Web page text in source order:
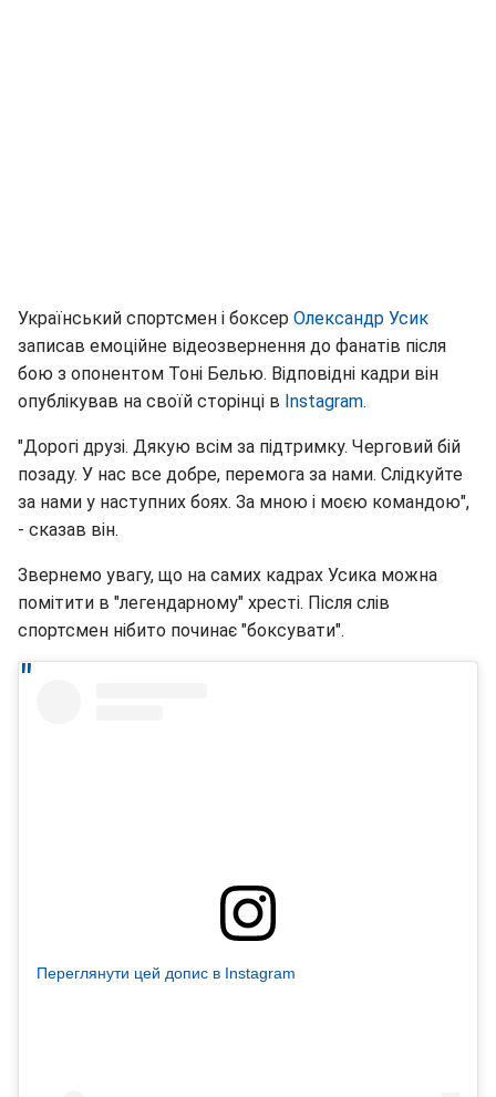
Український спортсмен і боксер Олександр Усик
записав емоційне відеозвернення до фанатів після
бою з опонентом Тоні Белью. Відповідні кадри він
опублікував на своїй сторінці в Instagram.
"Дорогі друзі. Дякую всім за підтримку. Черговий бій
позаду. У нас все добре, перемога за нами. Слідкуйте
за нами у наступних боях. За мною і моєю командою",
- сказав він.
Звернемо увагу, що на самих кадрах Усика можна
помітити в "легендарному" хресті. Після слів
спортсмен нібито починає "боксувати".
Переглянути цей допис в Instagram